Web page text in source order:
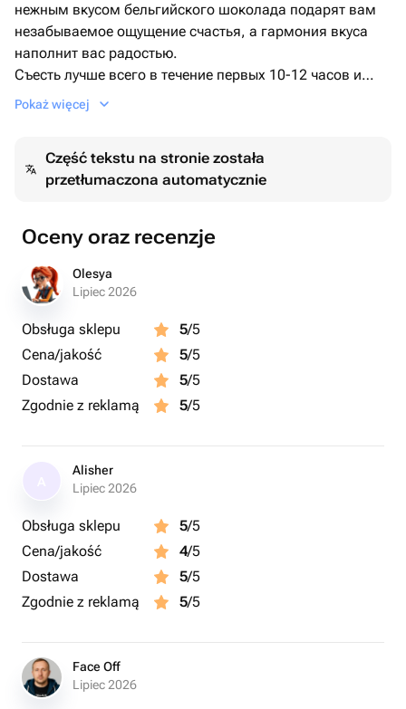
нежным вкусом бельгийского шоколада подарят вам
незабываемое ощущение счастья, а гармония вкуса
наполнит вас радостью.
Съесть лучше всего в течение первых 10-12 часов и
хранить при температуре +10...+ 20 градусов.
употреблением оставить при комнатной температуре
Pokaż więcej
Część tekstu na stronie została
przetłumaczona automatycznie
Oceny oraz recenzje
Olesya
Lipiec 2026
Obsługa sklepu 5/5
Cena/jakość
5/5
Dostawa
5/5
Zgodnie z reklamą
5/5
Alisher
Lipiec 2026
Obsługa sklepu 5/5
Cena/jakość
4/5
Dostawa
5/5
Zgodnie z reklamą
5/5
Face Off
Lipiec 2026